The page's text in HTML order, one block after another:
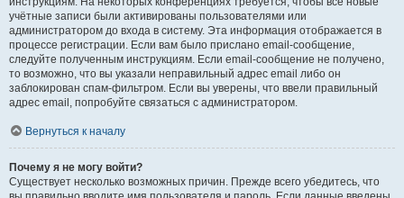
учётные записи были активированы пользователями или
администратором до входа в систему. Эта информация отображается в
процессе регистрации. Если вам было прислано email-сообщение,
следуйте полученным инструкциям. Если email-сообщение не получено,
то возможно, что вы указали неправильный адрес email либо он
заблокирован спам-фильтром. Если вы уверены, что ввели правильный
адрес email, попробуйте связаться с администратором.
Вернуться к началу
Почему я не могу войти?
Существует несколько возможных причин. Прежде всего убедитесь, что